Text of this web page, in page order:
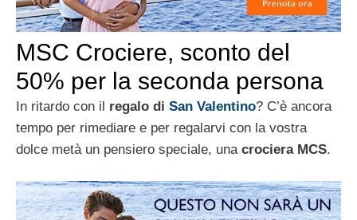
MSC Crociere, sconto del
50% per la seconda persona
In ritardo con il regalo di San Valentino? C’è ancora
tempo per rimediare e per regalarvi con la vostra
dolce metà un pensiero speciale, una crociera MCS.